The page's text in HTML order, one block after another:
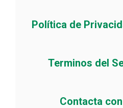
Política de
Terminos del
Contacta